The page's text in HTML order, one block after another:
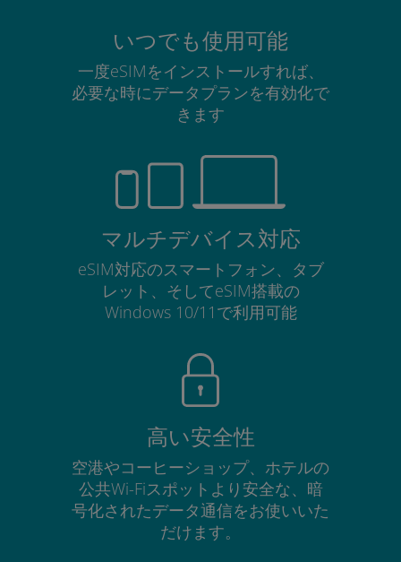
いつでも使用可能
一度eSIMをインストールすれば、
必要な時にデータプランを有効化で
きます
マルチデバイス対応
eSIM対応のスマートフォン、タブ
レット、そしてeSIM搭載の
Windows 10/11で利用可能
高い安全性
空港やコーヒーショップ、ホテルの
公共Wi-Fiスポットより安全な、暗
号化されたデータ通信をお使いいた
だけます。